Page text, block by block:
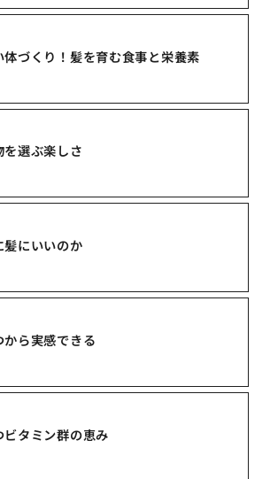
づくり！髪を育む食事と栄養素
選ぶ楽しさ
にいいのか
ら実感できる
タミン群の恵み